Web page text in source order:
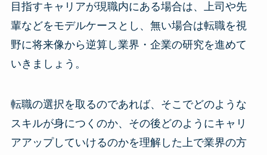
目指すキャリアが現職内にある場合は、上司や先
輩などをモデルケースとし、無い場合は転職を視
野に将来像から逆算し業界・企業の研究を進めて
いきましょう。
転職の選択を取るのであれば、そこでどのような
スキルが身につくのか、その後どのようにキャリ
アアップしていけるのかを理解した上で業界の方